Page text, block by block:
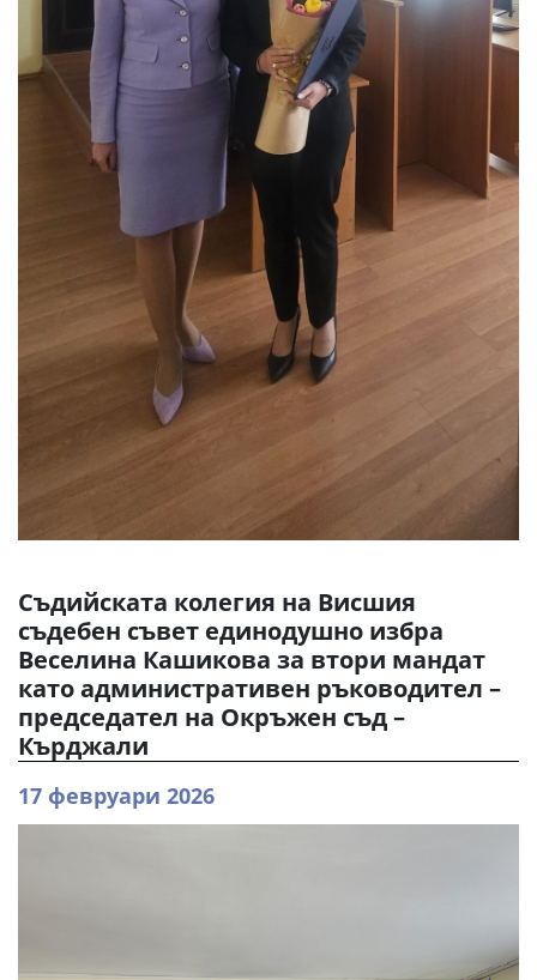
Съдийската колегия на Висшия
съдебен съвет единодушно избра
Веселина Кашикова за втори мандат
като административен ръководител –
председател на Окръжен съд –
Кърджали
17 февруари 2026